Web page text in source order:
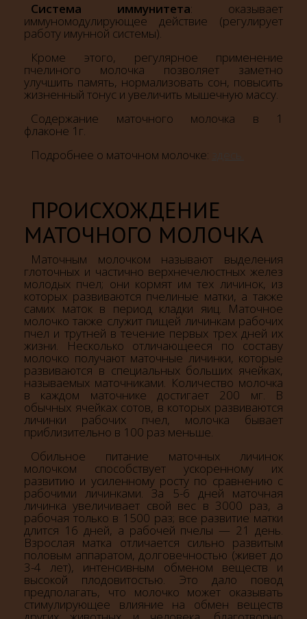
Система иммунитета: оказывает
иммуномодулирующее действие (регулирует
работу имунной системы).
Кроме этого, регулярное применение
пчелиного молочка позволяет заметно
улучшить память, нормализовать сон, повысить
жизненный тонус и увеличить мышечную массу.
Содержание маточного молочка в 1
флаконе 1г.
Подробнее о маточном молочке:
ПРОИСХОЖДЕНИЕ
МАТОЧНОГО МОЛОЧКА
Маточным молочком называют выделения
глоточных и частично верхнечелюстных желез
молодых пчел; они кормят им тех личинок, из
которых развиваются пчелиные матки, а также
самих маток в период кладки яиц. Маточное
молочко также служит пищей личинкам рабочих
пчел и трутней в течение первых трех дней их
жизни. Несколько отличающееся по составу
молочко получают маточные личинки, которые
развиваются в специальных больших ячейках,
называемых маточниками. Количество молочка
в каждом маточнике достигает 200 мг. В
обычных ячейках сотов, в которых развиваются
личинки рабочих пчел, молочка бывает
приблизительно в 100 раз меньше.
Обильное питание маточных личинок
молочком способствует ускоренному их
развитию и усиленному росту по сравнению с
рабочими личинками. За 5-6 дней маточная
личинка увеличивает свой вес в 3000 раз, а
рабочая только в 1500 раз; все развитие матки
длится 16 дней, а рабочей пчелы — 21 день.
Взрослая матка отличается сильно развитым
половым аппаратом, долговечностью (живет до
3-4 лет), интенсивным обменом веществ и
высокой плодовитостью. Это дало повод
предполагать, что молочко может оказывать
стимулирующее влияние на обмен веществ